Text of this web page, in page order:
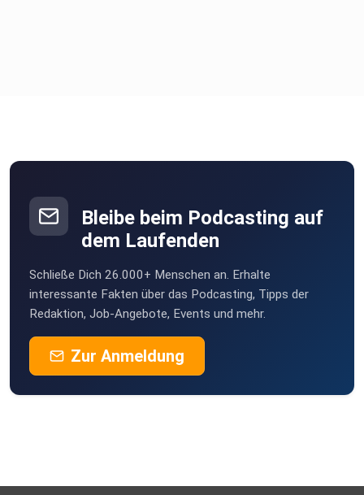
Bleibe beim Podcasting auf
dem Laufenden
Schließe Dich 26.000+ Menschen an. Erhalte
interessante Fakten über das Podcasting, Tipps der
Redaktion, Job-Angebote, Events und mehr.
Zur Anmeldung